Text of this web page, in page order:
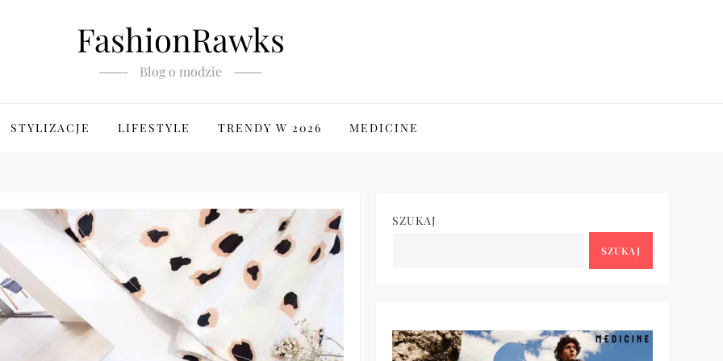
FashionRawks
Blog o modzie
STYLIZACJE LIFESTYLE TRENDY W 2026 MEDICINE
SZUKAJ
SZUKAJ